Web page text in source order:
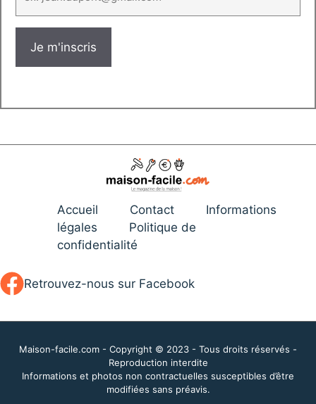
Accueil Contact
Informations
légales
Politique de
confidentialité
Retrouvez-nous sur Facebook
Maison-facile.com - Copyright © 2023 - Tous droits réservés -
Reproduction interdite
Informations et photos non contractuelles susceptibles d’être
modifiées sans préavis.